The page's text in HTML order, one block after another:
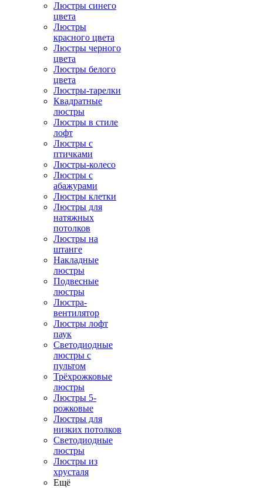
Люстры синего
цвета
Люстры
красного цвета
Люстры черного
цвета
Люстры белого
цвета
Люстры-тарелки
Квадратные
люстры
Люстры в стиле
лофт
Люстры с
птичками
Люстры-колесо
Люстры с
абажурами
Люстры клетки
Люстры для
натяжных
потолков
Люстры на
штанге
Накладные
люстры
Подвесные
люстры
Люстра-
вентилятор
Люстры лофт
паук
Светодиодные
люстры с
пультом
Трёхрожковые
люстры
Люстры 5-
рожковые
Люстры для
низких потолков
Cветодиодные
люстры
Люстры из
хрусталя
Ещё